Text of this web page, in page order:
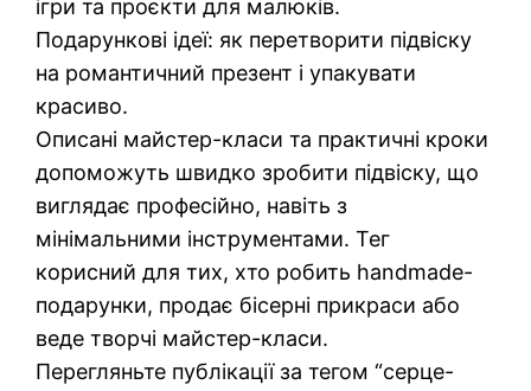
ігри та проєкти для малюків.
Подарункові ідеї: як перетворити підвіску
на романтичний презент і упакувати
красиво.
Описані майстер-класи та практичні кроки
допоможуть швидко зробити підвіску, що
виглядає професійно, навіть з
мінімальними інструментами. Тег
корисний для тих, хто робить handmade-
подарунки, продає бісерні прикраси або
веде творчі майстер-класи.
Перегляньте публікації за тегом “серце-